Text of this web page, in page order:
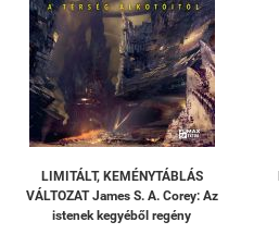
LIMITÁLT, KEMÉNYTÁBLÁS
VÁLTOZAT James S. A. Corey: Az
istenek kegyéből regény